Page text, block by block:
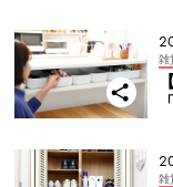
雑
雑